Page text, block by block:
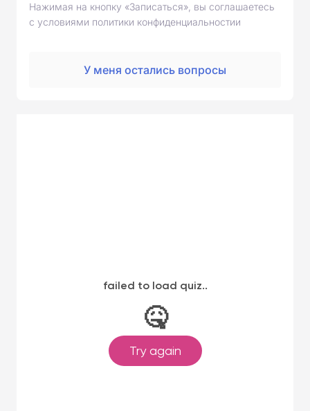
Нажимая на кнопку «Записаться», вы соглашаетесь
с условиями политики конфиденциальностии
У меня остались вопросы